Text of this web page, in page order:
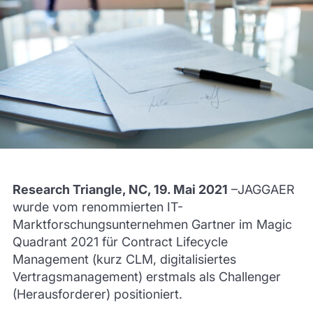
Research Triangle, NC, 19. Mai 2021 –JAGGAER
wurde vom renommierten IT-
Marktforschungsunternehmen Gartner im Magic
Quadrant 2021 für Contract Lifecycle
Management (kurz CLM, digitalisiertes
Vertragsmanagement) erstmals als Challenger
(Herausforderer) positioniert.